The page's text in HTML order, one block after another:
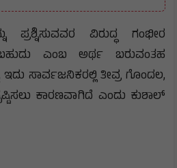
ಪ್ರಶ್ನಿಸುವವರ ವಿರುದ್ಧ ಗಂಭೀರ
ಎಂಬ ಅರ್ಥ ಬರುವಂತಹ
ಇದು ಸಾರ್ವಜನಿಕರಲ್ಲಿ ತೀವ್ರ ಗೊಂದಲ,
ಕಾರಣವಾಗಿದೆ ಎಂದು ಕುಶಾಲ್